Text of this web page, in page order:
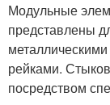
Модульные
представлены
рейками.
посредством